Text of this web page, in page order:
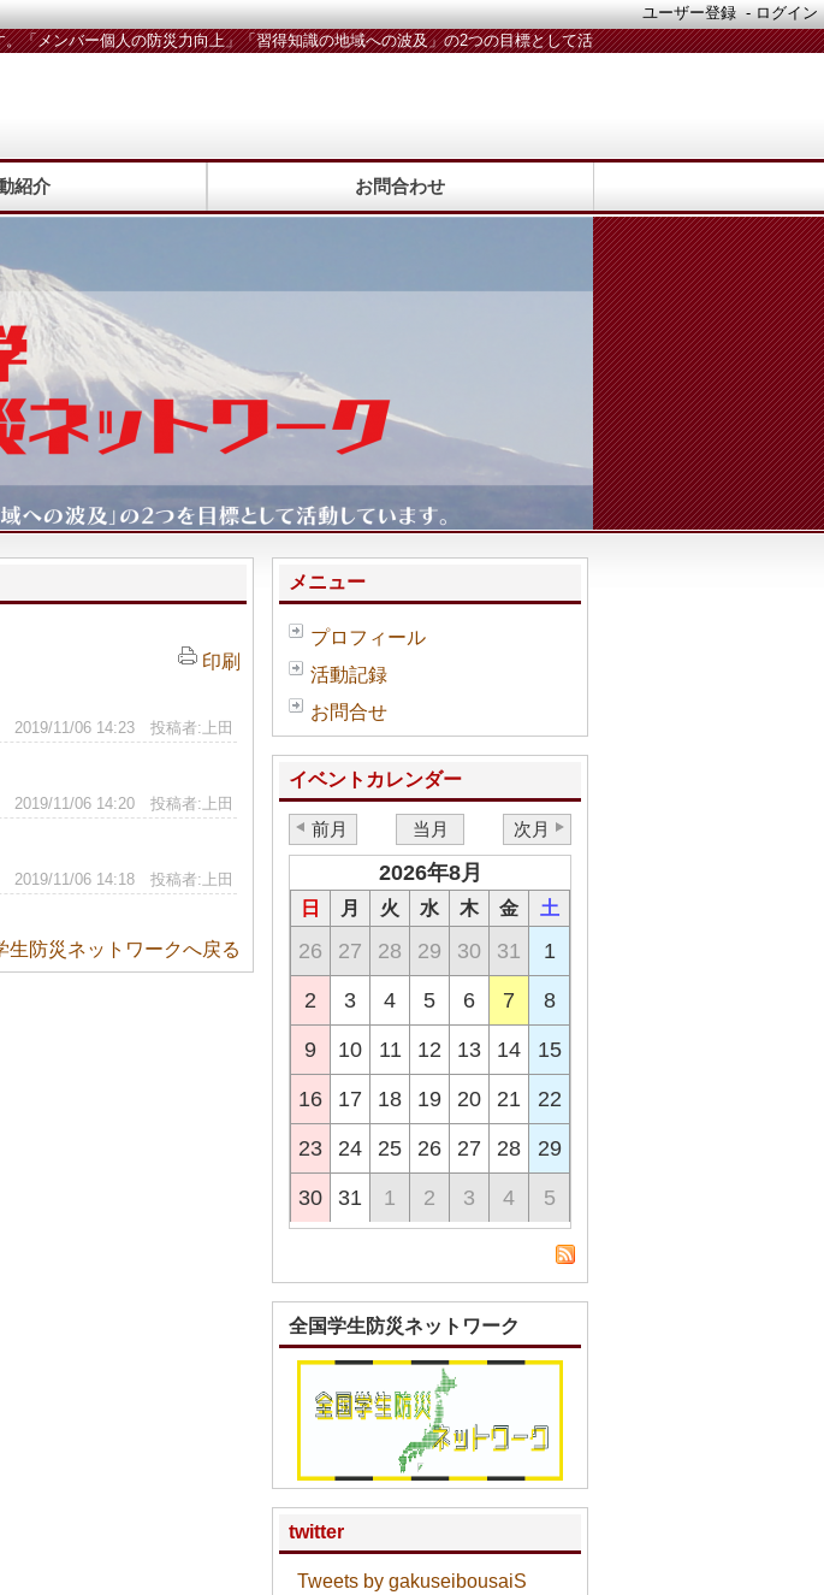
ユーザー登録 -ログイン
「メンバー個人の防災力向上」「習得知識の地域への波及」の2つの目標として活
紹介 お問合わせ
印刷
2019/11/06 14:23 投稿者:上田
2019/11/06 14:20 投稿者:上田
2019/11/06 14:18 投稿者:上田
生防災ネットワークへ戻る
メニュー
プロフィール
活動記録
お問合せ
イベントカレンダー
前月 当月 次月
2026年8月
日 月 火 水 木 金 土
26 27 28 29 30 31 1
2 3 4 5 6 7 8
9 10 11 12 13 14 15
16 17 18 19 20 21 22
23 24 25 26 27 28 29
30 31 1 2 3 4 5
全国学生防災ネットワーク
twitter
Tweets by gakuseibousaiS